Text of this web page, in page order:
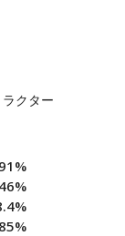
クター